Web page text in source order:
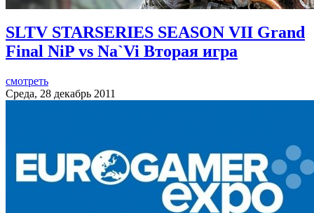
SLTV STARSERIES SEASON VII Grand
Final NiP vs Na`Vi Вторая игра
смотреть
Среда, 28 декабрь 2011